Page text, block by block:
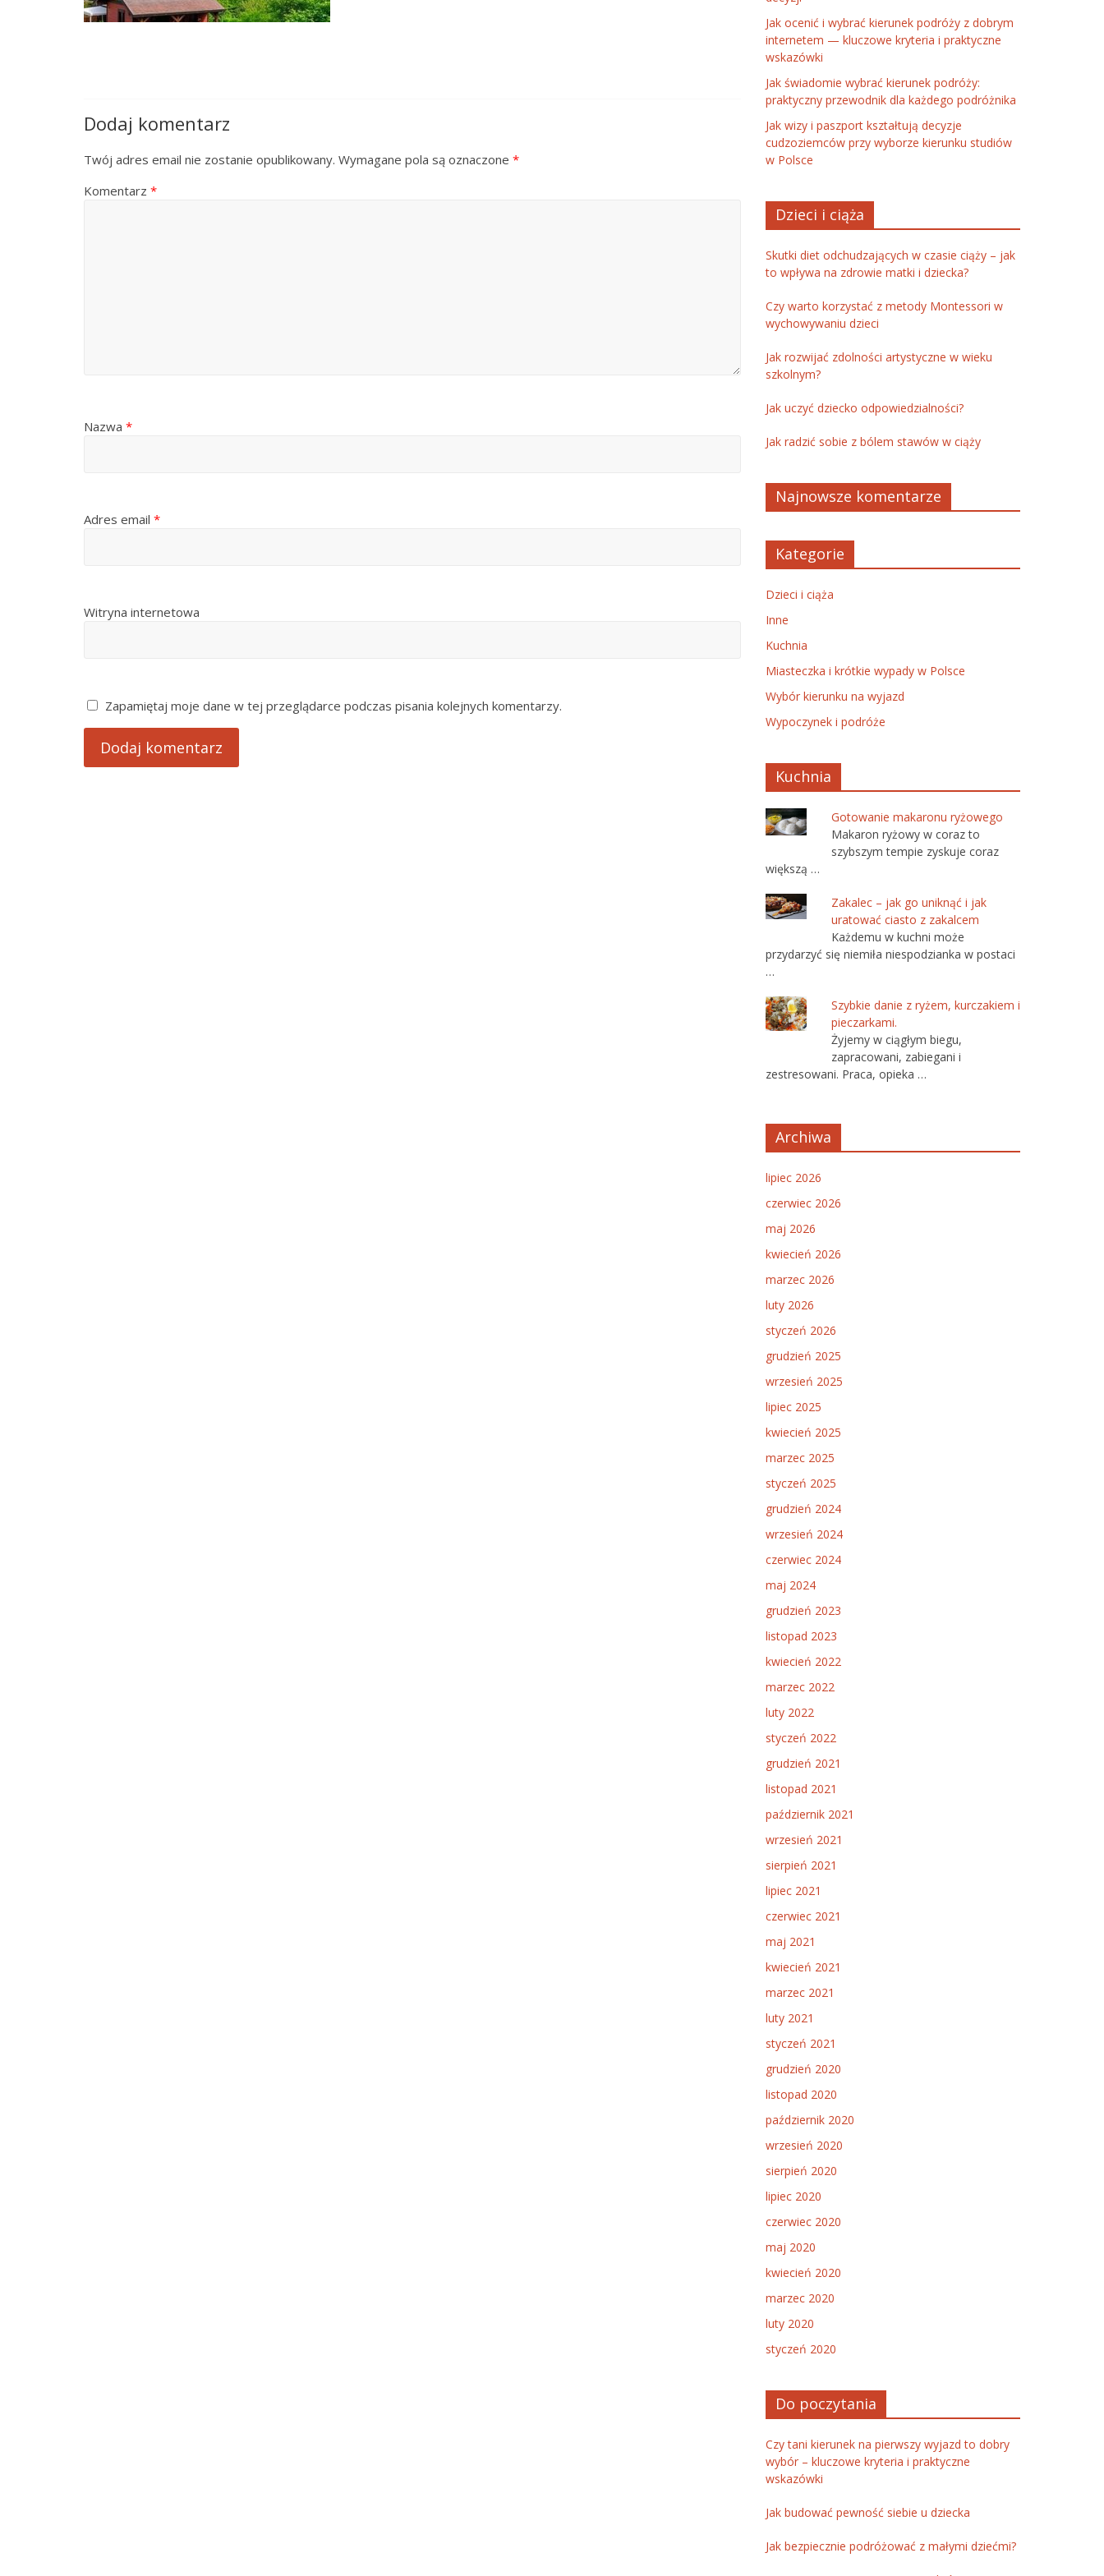
Dodaj komentarz
Twój adres email nie zostanie opublikowany. Wymagane pola są oznaczone *
Komentarz *
Nazwa *
Adres email *
Witryna internetowa
Zapamiętaj moje dane w tej przeglądarce podczas pisania kolejnych komentarzy.
Jak ocenić i wybrać kierunek podróży z dobrym
internetem — kluczowe kryteria i praktyczne
wskazówki
Jak świadomie wybrać kierunek podróży:
praktyczny przewodnik dla każdego podróżnika
Jak wizy i paszport kształtują decyzje
cudzoziemców przy wyborze kierunku studiów
w Polsce
Dzieci i ciąża
Skutki diet odchudzających w czasie ciąży – jak
to wpływa na zdrowie matki i dziecka?
Czy warto korzystać z metody Montessori w
wychowywaniu dzieci
Jak rozwijać zdolności artystyczne w wieku
szkolnym?
Jak uczyć dziecko odpowiedzialności?
Jak radzić sobie z bólem stawów w ciąży
Najnowsze komentarze
Kategorie
Dzieci i ciąża
Inne
Kuchnia
Miasteczka i krótkie wypady w Polsce
Wybór kierunku na wyjazd
Wypoczynek i podróże
Kuchnia
Gotowanie makaronu ryżowego
Makaron ryżowy w coraz to
szybszym tempie zyskuje coraz
większą …
Zakalec – jak go uniknąć i jak
uratować ciasto z zakalcem
Każdemu w kuchni może
przydarzyć się niemiła niespodzianka w postaci
…
Szybkie danie z ryżem, kurczakiem i
pieczarkami.
Żyjemy w ciągłym biegu,
zapracowani, zabiegani i
zestresowani. Praca, opieka …
Archiwa
lipiec 2026
czerwiec 2026
maj 2026
kwiecień 2026
marzec 2026
luty 2026
styczeń 2026
grudzień 2025
wrzesień 2025
lipiec 2025
kwiecień 2025
marzec 2025
styczeń 2025
grudzień 2024
wrzesień 2024
czerwiec 2024
maj 2024
grudzień 2023
listopad 2023
kwiecień 2022
marzec 2022
luty 2022
styczeń 2022
grudzień 2021
listopad 2021
październik 2021
wrzesień 2021
sierpień 2021
lipiec 2021
czerwiec 2021
maj 2021
kwiecień 2021
marzec 2021
luty 2021
styczeń 2021
grudzień 2020
listopad 2020
październik 2020
wrzesień 2020
sierpień 2020
lipiec 2020
czerwiec 2020
maj 2020
kwiecień 2020
marzec 2020
luty 2020
styczeń 2020
Do poczytania
Czy tani kierunek na pierwszy wyjazd to dobry
wybór – kluczowe kryteria i praktyczne
wskazówki
Jak budować pewność siebie u dziecka
Jak bezpiecznie podróżować z małymi dziećmi?